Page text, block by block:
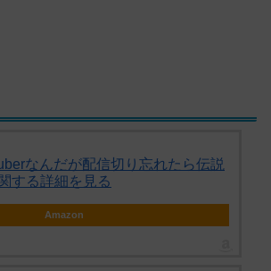
なんだが配信切り忘れたら伝説
する詳細を見る
Amazon